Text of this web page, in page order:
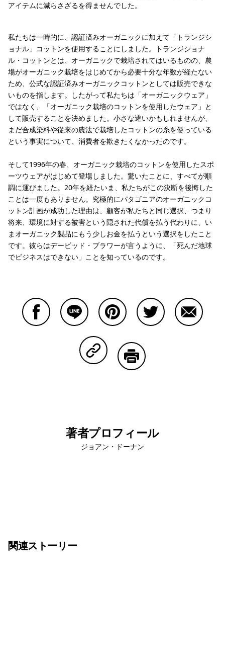
アイテムに減らさざるを得ませんでした。
私たちは一時的に、認証済みオーガニックに加えて「トランジシ
ョナル」コットンを使用することにしました。トランジショナ
ル・コットンとは、オーガニックで栽培されてはいるものの、農
場がオーガニック栽培をはじめてから必要十分な年数が経たない
ため、公式な認証済みオーガニックコットンとしては販売できな
いものを指します。したがって私たちは「オーガニックウェア」
ではなく、「オーガニック栽培のコットンを使用したウェア」と
して販売することを決めました。小さな違いかもしれませんが、
まだ合成染料や従来の農法で栽培したコットンの糸を使っている
という事実について、消費者を欺きたくなかったのです。
そして1996年の春、オーガニック栽培のコットンを使用したスポ
ーツウェアがはじめて登場しました。驚いたことに、すべてが順
調に運びました。20年を経たいま、私たちがこの決断を後悔した
ことは一度もありません。究極的にパタゴニアのオーガニックコ
ットン計画が成功した理由は、顧客が私たちと同じ選択、つまり
将来、環境に対する被害という隠された代償を払う代わりに、い
まオーガニック製品にもう少しお金を払うという選択をしたこと
です。彼らはデービッド・ブラワーが言うように、「死んだ地球
でビジネスはできない」ことを知っているのです。
Copy Linkで共有する
著者プロフィール
ジョアン・ドーナン
関連ストーリー